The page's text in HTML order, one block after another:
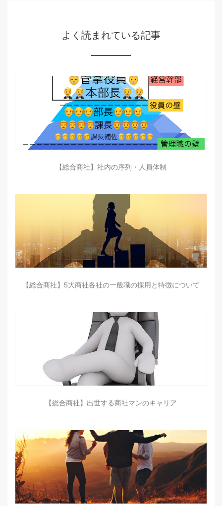
よく読まれている記事
【総合商社】社内の序列・人員体制
【総合商社】5大商社各社の一般職の採用と特徴について
【総合商社】出世する商社マンのキャリア